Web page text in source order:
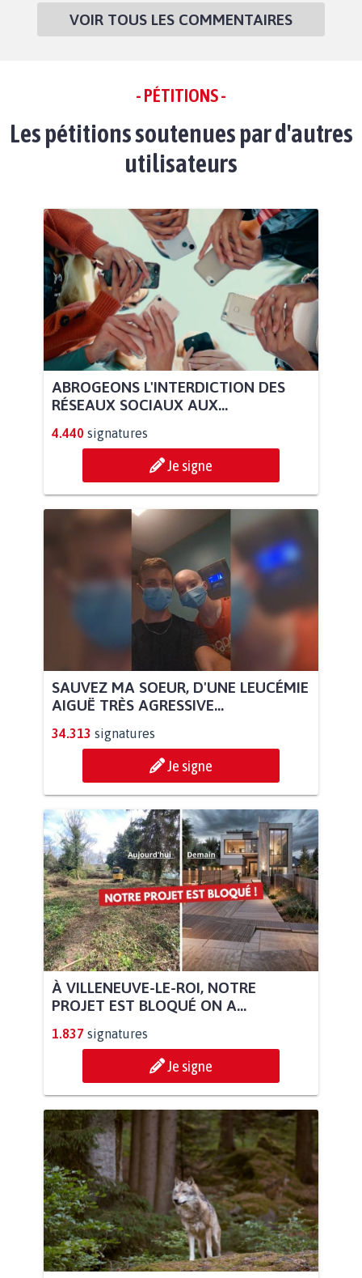
VOIR TOUS LES COMMENTAIRES
- PÉTITIONS -
Les pétitions soutenues par d'autres
utilisateurs
ABROGEONS L'INTERDICTION DES
RÉSEAUX SOCIAUX AUX...
4.440 signatures
Je signe
SAUVEZ MA SOEUR, D'UNE LEUCÉMIE
AIGUË TRÈS AGRESSIVE...
34.313 signatures
Je signe
À VILLENEUVE-LE-ROI, NOTRE
PROJET EST BLOQUÉ ON A...
1.837 signatures
Je signe